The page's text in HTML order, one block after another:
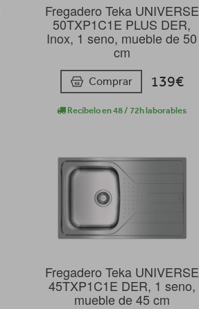
Fregadero Teka UNIVERSE
50TXP1C1E PLUS DER,
Inox, 1 seno, mueble de 50
cm
Comprar 139€
Recíbelo en 48 / 72h laborables
Fregadero Teka UNIVERSE
45TXP1C1E DER, 1 seno,
mueble de 45 cm